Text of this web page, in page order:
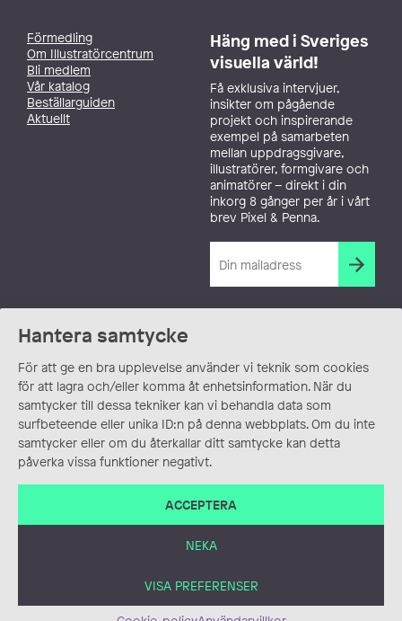
Hantera samtycke
För att ge en bra upplevelse använder vi teknik som cookies
för att lagra och/eller komma åt enhetsinformation. När du
samtycker till dessa tekniker kan vi behandla data som
surfbeteende eller unika ID:n på denna webbplats. Om du inte
samtycker eller om du återkallar ditt samtycke kan detta
påverka vissa funktioner negativt.
ACCEPTERA
NEKA
VISA PREFERENSER
Förmedling
Om Illustratörcentrum
Bli medlem
Vår katalog
Beställarguiden
Aktuellt
Häng med i Sveriges
visuella värld!
Få exklusiva intervjuer,
insikter om pågående
projekt och inspirerande
exempel på samarbeten
mellan uppdragsgivare,
illustratörer, formgivare och
animatörer – direkt i din
inkorg 8 gånger per år i vårt
brev Pixel & Penna.